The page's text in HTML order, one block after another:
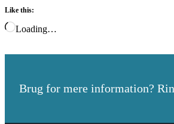
Like this:
Loading…
Brug for mere information?